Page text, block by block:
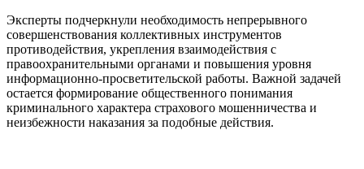
Эксперты подчеркнули необходимость непрерывного
совершенствования коллективных инструментов
противодействия, укрепления взаимодействия с
правоохранительными органами и повышения уровня
информационно-просветительской работы. Важной задачей
остается формирование общественного понимания
криминального характера страхового мошенничества и
неизбежности наказания за подобные действия.